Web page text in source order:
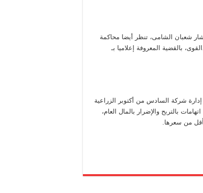
شعبان الشامى، تنظر أيضا محاكمة
بالقضية المعروفة إعلاميا بـ
شركة السادس من أكتوبر الزراعية
بالتربح والإضرار بالمال العام،
من سعرها.